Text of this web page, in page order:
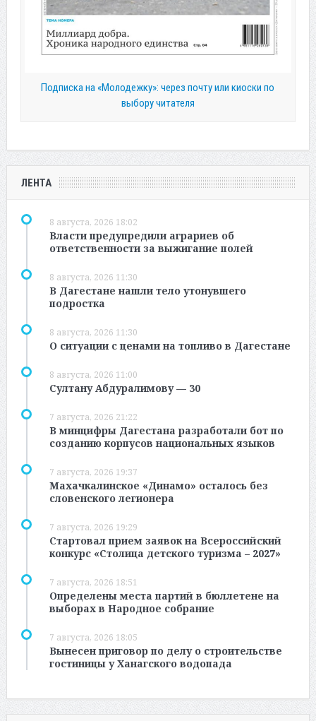
Подписка на «Молодежку»: через почту или киоски по
выбору читателя
ЛЕНТА
8 августа, 2026 18:02
Власти предупредили аграриев об
ответственности за выжигание полей
8 августа, 2026 11:30
В Дагестане нашли тело утонувшего
подростка
8 августа, 2026 11:30
О ситуации с ценами на топливо в Дагестане
8 августа, 2026 11:00
Султану Абдуралимову — 30
7 августа, 2026 21:22
В минцифры Дагестана разработали бот по
созданию корпусов национальных языков
7 августа, 2026 19:37
Махачкалинское «Динамо» осталось без
словенского легионера
7 августа, 2026 19:29
Стартовал прием заявок на Всероссийский
конкурс «Столица детского туризма – 2027»
7 августа, 2026 18:51
Определены места партий в бюллетене на
выборах в Народное собрание
7 августа, 2026 18:05
Вынесен приговор по делу о строительстве
гостиницы у Ханагского водопада